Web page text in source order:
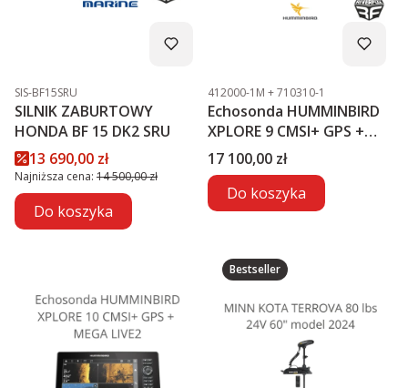
Kod produktu
SIS-BF15SRU
SILNIK ZABURTOWY
HONDA BF 15 DK2 SRU
Cena promocyjna
13 690,00 zł
Najniższa cena: 14 500,00 zł
Do koszyka
Kod produktu
412000-1M + 710310-1
Echosonda HUMMINBIRD
XPLORE 9 CMSI+ GPS +
MEGA LIVE2
Cena
17 100,00 zł
Do koszyka
Bestseller